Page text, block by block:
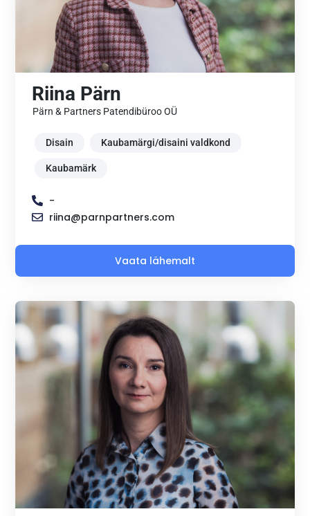
Riina Pärn
Pärn & Partners Patendibüroo OÜ
Disain Kaubamärgi/disaini valdkond
Kaubamärk
-
riina@parnpartners.com
Vaata lähemalt